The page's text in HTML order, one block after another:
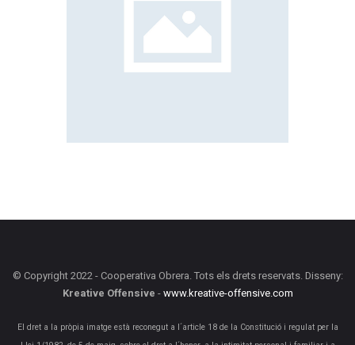
© Copyright 2022 - Cooperativa Obrera. Tots els drets reservats. Disseny:
Kreative Offensive -www.kreative-offensive.com
El dret a la pròpia imatge està reconegut a l´article 18 de la Constitució i regulat per la